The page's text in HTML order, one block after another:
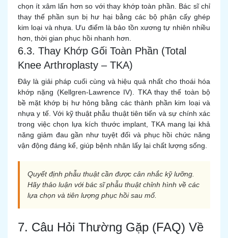
chọn ít xâm lấn hơn so với thay khớp toàn phần. Bác sĩ chỉ
thay thế phần sụn bị hư hại bằng các bộ phận cấy ghép
kim loại và nhựa. Ưu điểm là bảo tồn xương tự nhiên nhiều
hơn, thời gian phục hồi nhanh hơn.
6.3. Thay Khớp Gối Toàn Phần (Total
Knee Arthroplasty – TKA)
Đây là giải pháp cuối cùng và hiệu quả nhất cho thoái hóa
khớp nặng (Kellgren-Lawrence IV). TKA thay thế toàn bộ
bề mặt khớp bị hư hỏng bằng các thành phần kim loại và
nhựa y tế. Với kỹ thuật phẫu thuật tiên tiến và sự chính xác
trong việc chọn lựa kích thước implant, TKA mang lại khả
năng giảm đau gần như tuyệt đối và phục hồi chức năng
vận động đáng kể, giúp bệnh nhân lấy lại chất lượng sống.
Quyết định phẫu thuật cần được cân nhắc kỹ lưỡng.
Hãy thảo luận với bác sĩ phẫu thuật chỉnh hình về các
lựa chọn và tiên lượng phục hồi sau mổ.
7. Câu Hỏi Thường Gặp (FAQ) Về